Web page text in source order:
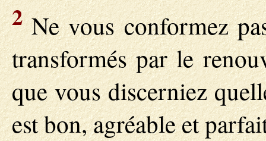
2Ne vous conformez
transformés par le
que vous discerniez
est bon, agréable et